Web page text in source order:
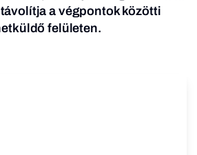
a végpontok közötti
felületen.